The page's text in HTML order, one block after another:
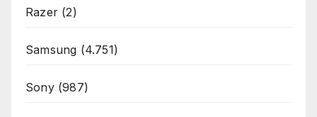
Razer (2)
Samsung (4.751)
Sony(987)